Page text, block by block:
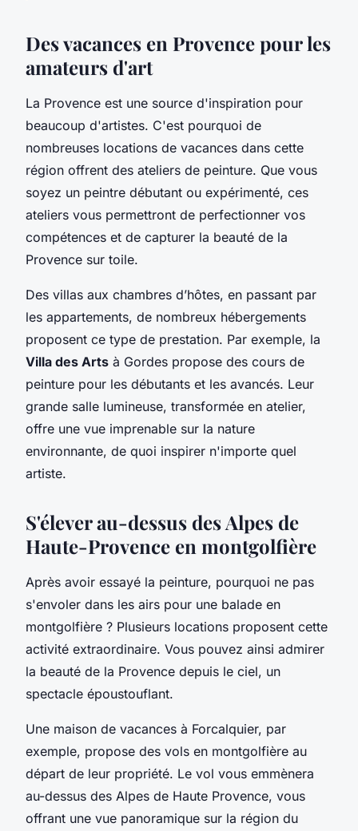
Des vacances en Provence pour les
amateurs d'art
La Provence est une source d'inspiration pour
beaucoup d'artistes. C'est pourquoi de
nombreuses locations de vacances dans cette
région offrent des ateliers de peinture. Que vous
soyez un peintre débutant ou expérimenté, ces
ateliers vous permettront de perfectionner vos
compétences et de capturer la beauté de la
Provence sur toile.
Des villas aux chambres d’hôtes, en passant par
les appartements, de nombreux hébergements
proposent ce type de prestation. Par exemple, la
Villa des Arts à Gordes propose des cours de
peinture pour les débutants et les avancés. Leur
grande salle lumineuse, transformée en atelier,
offre une vue imprenable sur la nature
environnante, de quoi inspirer n'importe quel
artiste.
S'élever au-dessus des Alpes de
Haute-Provence en montgolfière
Après avoir essayé la peinture, pourquoi ne pas
s'envoler dans les airs pour une balade en
montgolfière ? Plusieurs locations proposent cette
activité extraordinaire. Vous pouvez ainsi admirer
la beauté de la Provence depuis le ciel, un
spectacle époustouflant.
Une maison de vacances à Forcalquier, par
exemple, propose des vols en montgolfière au
départ de leur propriété. Le vol vous emmènera
au-dessus des Alpes de Haute Provence, vous
offrant une vue panoramique sur la région du